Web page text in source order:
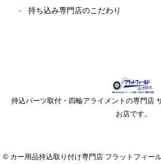
持ち込み専門店のこだわり
持込パーツ取付・四輪アライメントの専門店
お店です。
© カー用品持込取り付け専門店 フラットフィー